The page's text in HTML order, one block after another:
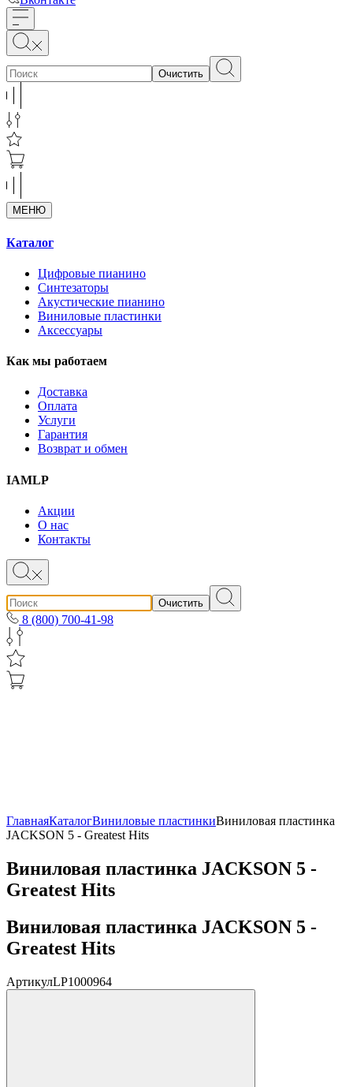
Очистить
МЕНЮ
Каталог
Цифровые пианино
Синтезаторы
Акустические пианино
Виниловые пластинки
Аксессуары
Как мы работаем
Доставка
Оплата
Услуги
Гарантия
Возврат и обмен
IAMLP
Акции
О нас
Контакты
Очистить
8 (800) 700-41-98
ГлавнаяКаталогВиниловые пластинкиВиниловая пластинка
JACKSON 5 - Greatest Hits
Виниловая пластинка JACKSON 5 -
Greatest Hits
Виниловая пластинка JACKSON 5 -
Greatest Hits
АртикулLP1000964